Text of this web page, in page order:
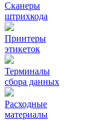
Сканеры
штрихкода
Принтеры
этикеток
Терминалы
сбора данных
Расходные
материалы